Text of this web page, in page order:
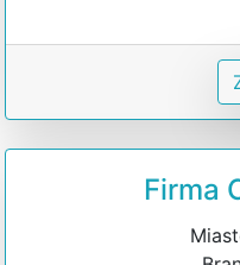
Firma